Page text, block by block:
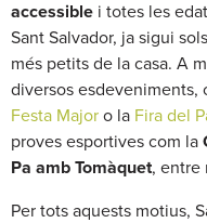
accessible i totes les
Sant Salvador, ja sigui
més petits de la casa. A
diversos esdeveniments,
Festa Major o la Fira del
proves esportives com la
Pa amb Tomàquet, entre
Per tots aquests motius,